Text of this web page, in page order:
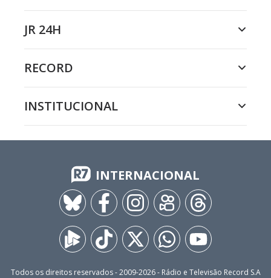
JR 24H
RECORD
INSTITUCIONAL
INTERNACIONAL
Todos os direitos reservados - 2009-2026- Rádio e Televisão Record S.A